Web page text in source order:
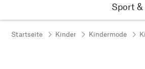
Sport
Startseite Kinder Kindermode